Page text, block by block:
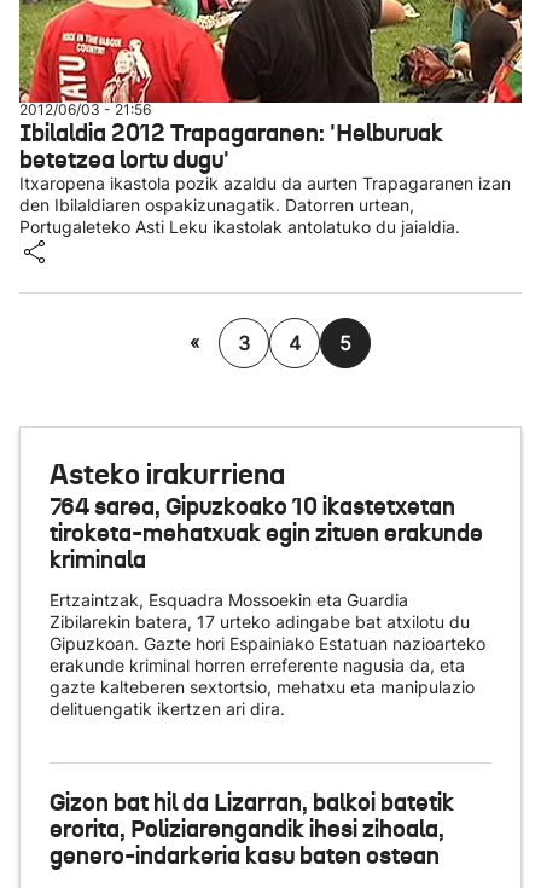
2012/06/03 - 21:56
Ibilaldia 2012 Trapagaranen: 'Helburuak
betetzea lortu dugu'
Itxaropena ikastola pozik azaldu da aurten Trapagaranen izan
den Ibilaldiaren ospakizunagatik. Datorren urtean,
Portugaleteko Asti Leku ikastolak antolatuko du jaialdia.
« 3 4 5
Asteko irakurriena
764 sarea, Gipuzkoako 10 ikastetxetan
tiroketa-mehatxuak egin zituen erakunde
kriminala
Ertzaintzak, Esquadra Mossoekin eta Guardia
Zibilarekin batera, 17 urteko adingabe bat atxilotu du
Gipuzkoan. Gazte hori Espainiako Estatuan nazioarteko
erakunde kriminal horren erreferente nagusia da, eta
gazte kalteberen sextortsio, mehatxu eta manipulazio
delituengatik ikertzen ari dira.
Gizon bat hil da Lizarran, balkoi batetik
erorita, Poliziarengandik ihesi zihoala,
genero-indarkeria kasu baten ostean